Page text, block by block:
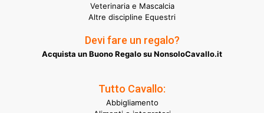
Veterinaria e Mascalcia
Altre discipline Equestri
Devi fare un regalo?
Acquista un Buono Regalo su NonsoloCavallo.it
Tutto Cavallo:
Abbigliamento